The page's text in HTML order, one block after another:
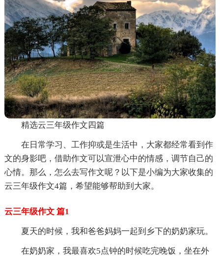
精选云三年级作文四篇
在日常学习、工作抑或是生活中，大家都经常看到作
文的身影吧，借助作文可以宣泄心中的情感，调节自己的
心情。那么，怎么去写作文呢？以下是小编为大家收集的
云三年级作文4篇，希望能够帮助到大家。
云三年级作文 篇1
夏天的时候，我和爸爸妈妈一起到乡下的奶奶家玩。
在奶奶家，我最喜欢5点钟的时候吃完晚饭，坐在外